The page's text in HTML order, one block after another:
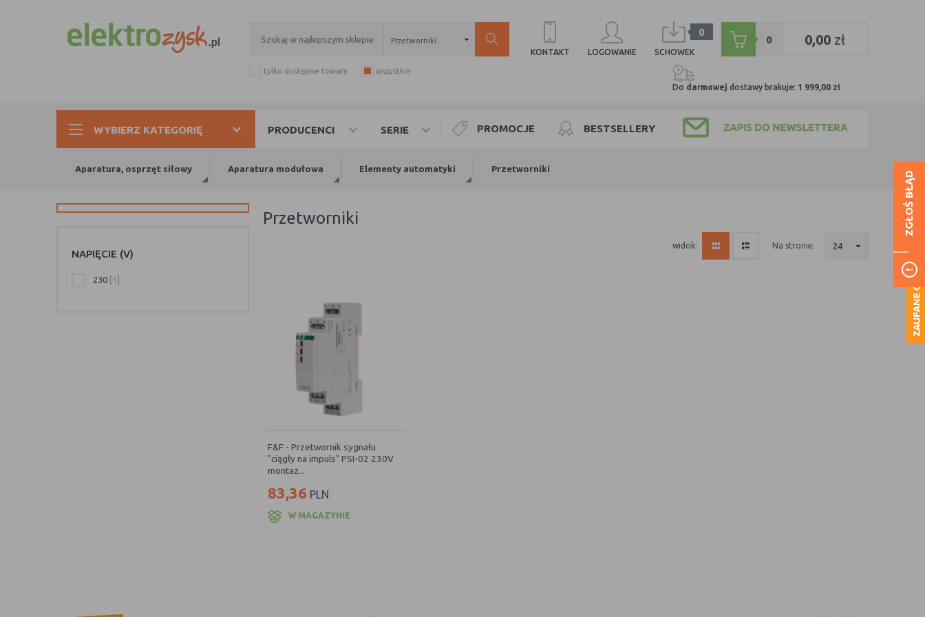
Przetworniki
tylko dostępne towary wszystkie
KONTAKT LOGOWANIE
0
SCHOWEK
0 0,00 zł
Do darmowej dostawy brakuje: 1 999,00 zł
WYBIERZ KATEGORIĘ PRODUCENCI SERIE PROMOCJE BESTSELLERY
Aparatura, osprzęt siłowy Aparatura modułowa Elementy automatyki Przetworniki
NAPIĘCIE (V)
230 [1]
przetworniki
widok: na stronie: 24
F&F - Przetwornik sygnału
"ciągły na impuls" PSI-02 230V
montaz...
83,36 PLN
W MAGAZYNIE
ZGŁOŚ BŁĄD